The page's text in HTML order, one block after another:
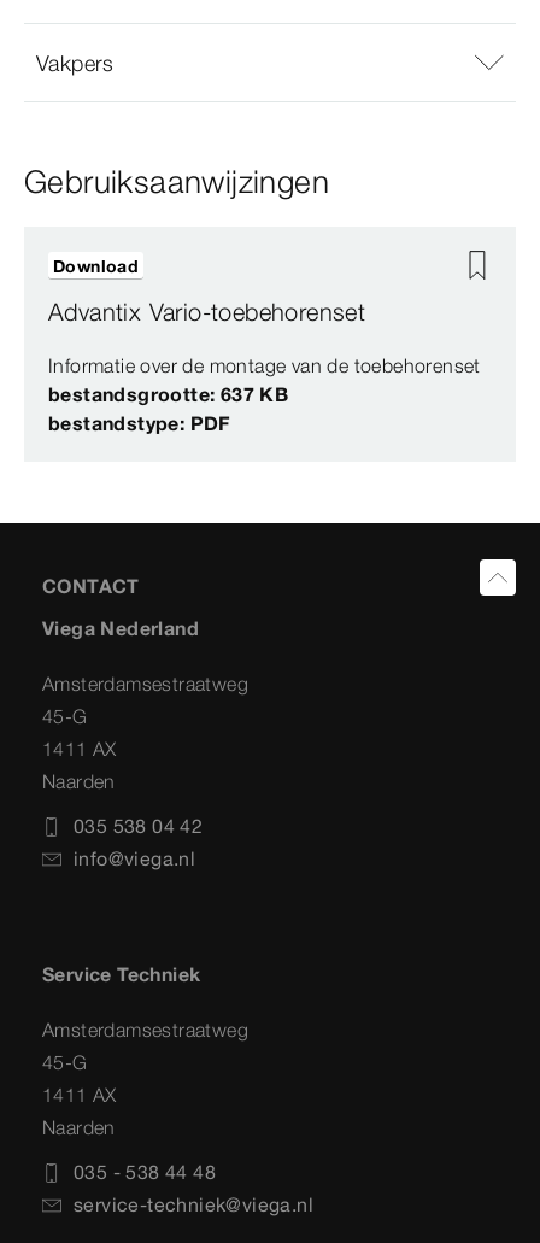
Vakpers
Gebruiksaanwijzingen
Advantix Vario-toebehorenset
Informatie over de montage van de toebehorenset
bestandsgrootte: 637 KB
bestandstype: PDF
Download
CONTACT
Viega Nederland
Amsterdamsestraatweg
45-G
1411 AX
Naarden
035 538 04 42
info@viega.nl
Service Techniek
Amsterdamsestraatweg
45-G
1411 AX
Naarden
035 - 538 44 48
service-techniek@viega.nl